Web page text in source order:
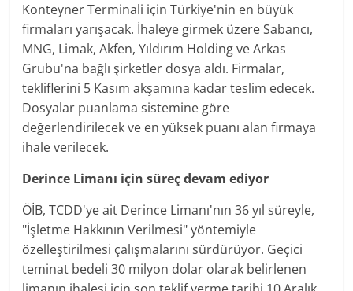
Konteyner Terminali için Türkiye'nin en büyük
firmaları yarışacak. İhaleye girmek üzere Sabancı,
MNG, Limak, Akfen, Yıldırım Holding ve Arkas
Grubu'na bağlı şirketler dosya aldı. Firmalar,
tekliflerini 5 Kasım akşamına kadar teslim edecek.
Dosyalar puanlama sistemine göre
değerlendirilecek ve en yüksek puanı alan firmaya
ihale verilecek.
Derince Limanı için süreç devam ediyor
ÖİB, TCDD'ye ait Derince Limanı'nın 36 yıl süreyle,
"İşletme Hakkının Verilmesi" yöntemiyle
özelleştirilmesi çalışmalarını sürdürüyor. Geçici
teminat bedeli 30 milyon dolar olarak belirlenen